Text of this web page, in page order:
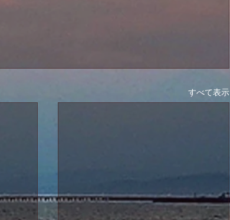
すべて表示